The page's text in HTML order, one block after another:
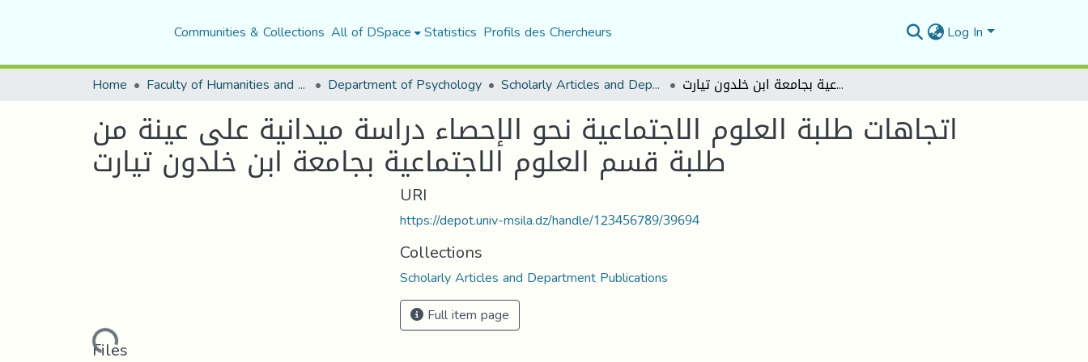
Communities & Collections All of DSpace Statistics Profils des Chercheurs Log In
Home Faculty of Humanities and Social Sciences Department of Psychology Scholarly Articles and Department Publications اتجاهات طلبة العلوم الاجتماعية نحو الإحصاء دراسة ميدانية على عينة من طلبة قسم العلوم الاجتماعية بجامعة ابن خلدون تيارت
اتجاهات طلبة العلوم الاجتماعية نحو الإحصاء دراسة ميدانية على عينة من
طلبة قسم العلوم الاجتماعية بجامعة ابن خلدون تيارت
Loading...
Files
URI
https://depot.univ-msila.dz/handle/123456789/39694
Collections
Scholarly Articles and Department Publications
Full item page